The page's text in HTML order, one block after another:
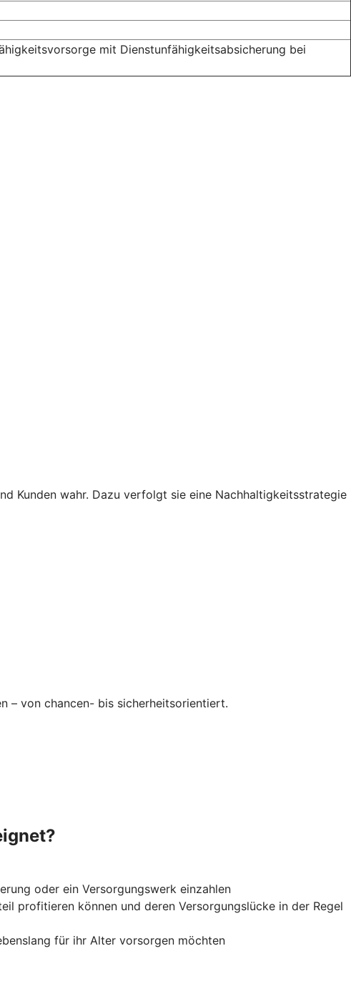
mit Dienstunfähigkeitsabsicherung bei
Kunden wahr. Dazu verfolgt sie eine Nachhaltigkeitsstrategie
– von chancen- bis sicherheitsorientiert.
oder ein Versorgungswerk einzahlen
profitieren können und deren Versorgungslücke in der Regel
für ihr Alter vorsorgen möchten